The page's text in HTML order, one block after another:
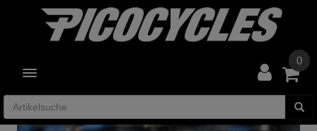
TOGGLE NAVIGATION
0